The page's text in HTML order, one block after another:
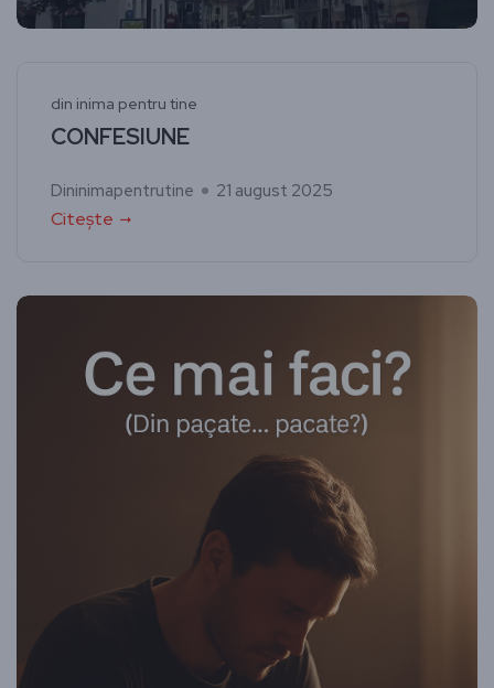
din inima pentru tine
CONFESIUNE
Dininimapentrutine 21 august 2025
Citește